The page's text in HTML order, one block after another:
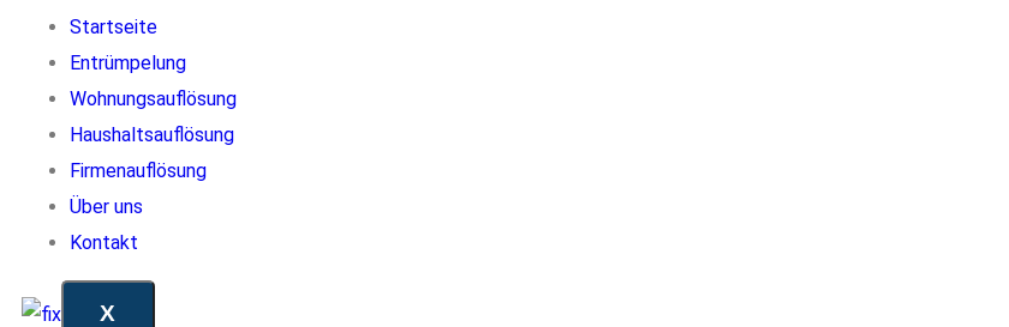
Startseite
Entrümpelung
Wohnungsauflösung
Haushaltsauflösung
Firmenauflösung
Über uns
Kontakt
X